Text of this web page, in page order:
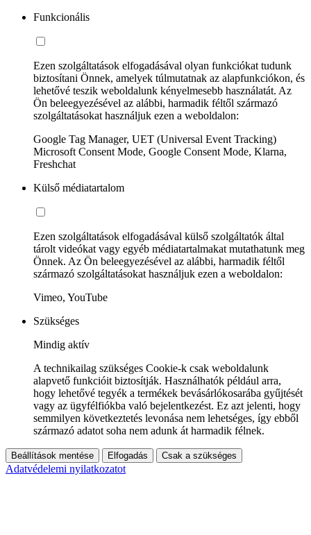
Funkcionális
Ezen szolgáltatások elfogadásával olyan funkciókat tudunk
biztosítani Önnek, amelyek túlmutatnak az alapfunkciókon, és
lehetővé teszik weboldalunk kényelmesebb használatát. Az
Ön beleegyezésével az alábbi, harmadik féltől származó
szolgáltatásokat használjuk ezen a weboldalon:
Google Tag Manager, UET (Universal Event Tracking)
Microsoft Consent Mode, Google Consent Mode, Klarna,
Freshchat
Külső médiatartalom
Ezen szolgáltatások elfogadásával külső szolgáltatók által
tárolt videókat vagy egyéb médiatartalmakat mutathatunk meg
Önnek. Az Ön beleegyezésével az alábbi, harmadik féltől
származó szolgáltatásokat használjuk ezen a weboldalon:
Vimeo, YouTube
Szükséges
Mindig aktív
A technikailag szükséges Cookie-k csak weboldalunk
alapvető funkcióit biztosítják. Használhatók például arra,
hogy lehetővé tegyék a termékek bevásárlókosarába gyűjtését
vagy az ügyfélfiókba való bejelentkezést. Ez azt jelenti, hogy
semmilyen következtetés levonása nem lehetséges, így ebből
származó adatot soha nem adunk át harmadik félnek.
Beállítások mentése Elfogadás Csak a szükséges
Adatvédelemi nyilatkozatot